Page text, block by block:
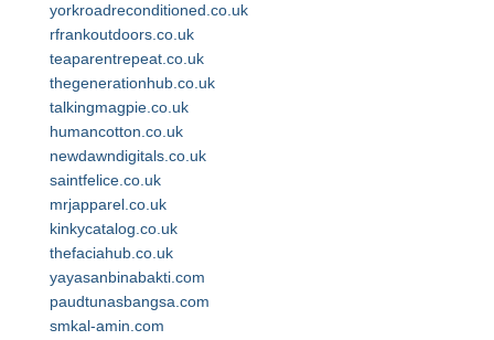
yorkroadreconditioned.co.uk
rfrankoutdoors.co.uk
teaparentrepeat.co.uk
thegenerationhub.co.uk
talkingmagpie.co.uk
humancotton.co.uk
newdawndigitals.co.uk
saintfelice.co.uk
mrjapparel.co.uk
kinkycatalog.co.uk
thefaciahub.co.uk
yayasanbinabakti.com
paudtunasbangsa.com
smkal-amin.com